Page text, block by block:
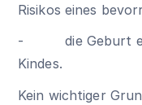
Risikos eines
- die Geburt
Kindes.
Kein wichtiger